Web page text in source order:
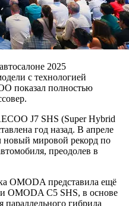
2025
с технологией
показал полностью
J7 SHS (Super Hybrid
год назад. В апреле
новый мировой рекорд по
преодолев в
OMODA представила ещё
OMODA C5 SHS, в основе
параллельного гибрида